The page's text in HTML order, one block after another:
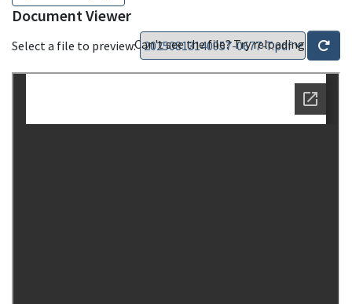
Document Viewer
Select a file to preview:Can't see the file? Try reloading